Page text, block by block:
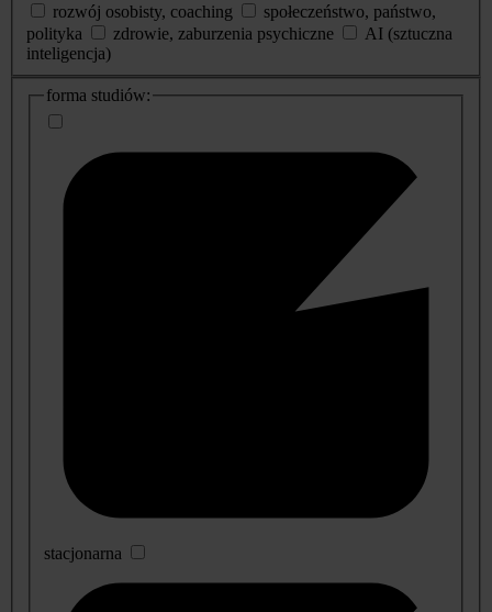
rozwój osobisty, coaching
społeczeństwo, państwo,
polityka
zdrowie, zaburzenia psychiczne
AI (sztuczna
inteligencja)
dodatkowe
informacje
forma studiów:
stacjonarna